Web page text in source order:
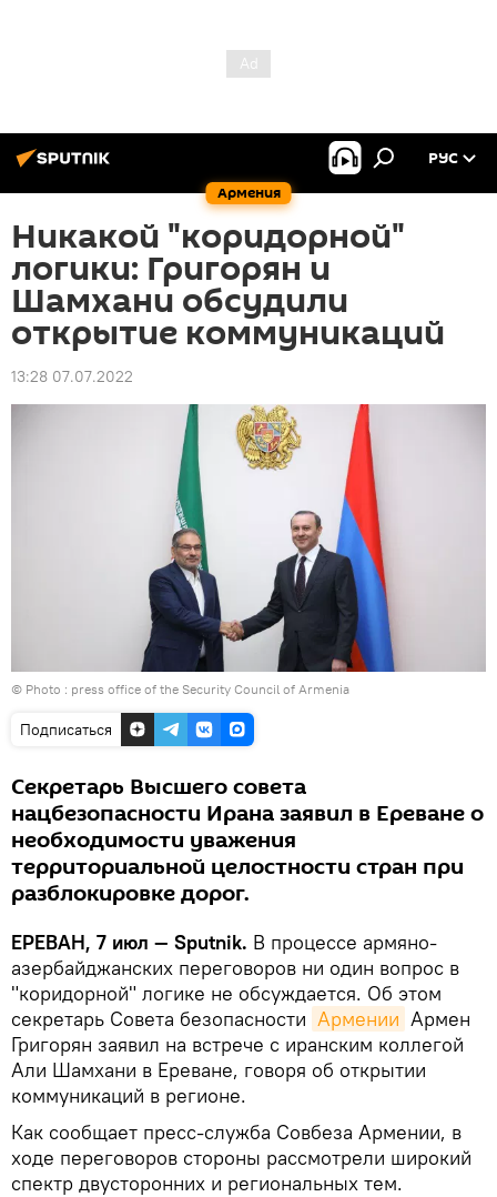
Армения
РУС
Никакой "коридорной"
логики: Григорян и
Шамхани обсудили
открытие коммуникаций
13:28 07.07.2022
© Photo : press office of the Security Council of Armenia
Подписаться
Секретарь Высшего совета
нацбезопасности Ирана заявил в Ереване о
необходимости уважения
территориальной целостности стран при
разблокировке дорог.
ЕРЕВАН, 7 июл — Sputnik. В процессе армяно-
азербайджанских переговоров ни один вопрос в
"коридорной" логике не обсуждается. Об этом
секретарь Совета безопасности Армении Армен
Григорян заявил на встрече с иранским коллегой
Али Шамхани в Ереване, говоря об открытии
коммуникаций в регионе.
Как сообщает пресс-служба Совбеза Армении, в
ходе переговоров стороны рассмотрели широкий
спектр двусторонних и региональных тем.